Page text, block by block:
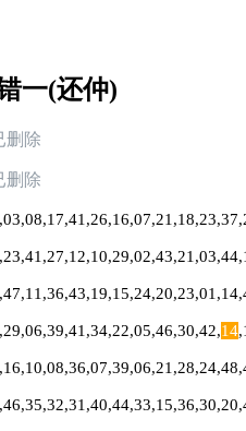
一(还仲)
删除
删除
14